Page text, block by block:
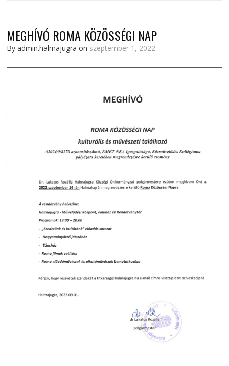
MEGHÍVÓ ROMA KÖZÖSSÉGI NAP
By admin.halmajugra on szeptember 1, 2022